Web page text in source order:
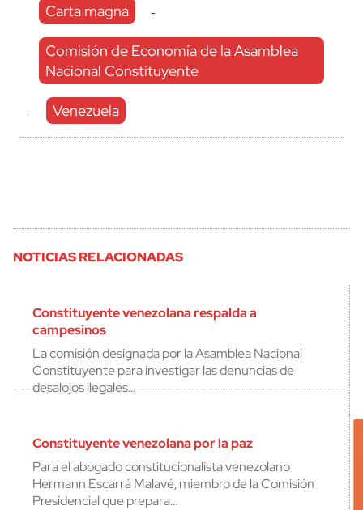
Carta magna -
Comisión de Economía de la Asamblea
Nacional Constituyente
- Venezuela
NOTICIAS RELACIONADAS
Constituyente venezolana respalda a
campesinos
La comisión designada por la Asamblea Nacional
Constituyente para investigar las denuncias de
desalojos ilegales…
Constituyente venezolana por la paz
Para el abogado constitucionalista venezolano
Hermann Escarrá Malavé, miembro de la Comisión
Presidencial que prepara…